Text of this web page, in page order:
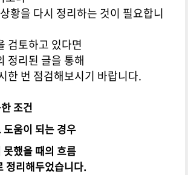
황을 다시 정리하는 것이 필요합니
검토하고 있다면
정리된 글을 통해
한 번 점검해보시기 바랍니다.
조건
움이 되는 경우
했을 때의 흐름
정리해두었습니다.